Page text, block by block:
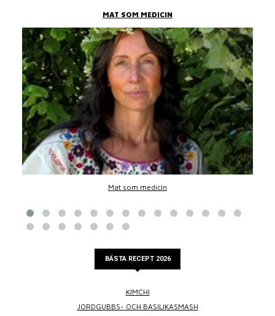
MAT SOM MEDICIN
Mat som medicin
BÄSTA RECEPT 2026
KIMCHI
JORDGUBBS- OCH BASILIKASMASH